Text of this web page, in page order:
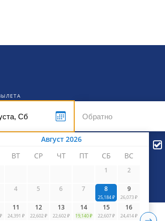
Август 2026
ВТ СР ЧТ ПТ СБ ВС
1 2
4 5 6 7 8
25,184 ₽
9
26,073 ₽
11
24,391 ₽
12
22,602 ₽
13
22,602 ₽
14
19,140 ₽
15
22,607 ₽
16
24,414 ₽